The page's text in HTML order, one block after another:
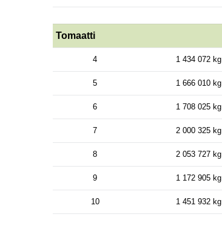
Tomaatti
4 1 434 072 kg
5 1 666 010 kg
6 1 708 025 kg
7 2 000 325 kg
8 2 053 727 kg
9 1 172 905 kg
10 1 451 932 kg